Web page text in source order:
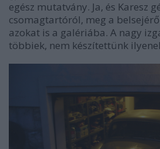
egész mutatvány. Ja, és Karesz
csomagtartóról, meg a
azokat is a galériába. A nagy
többiek, nem készítettünk